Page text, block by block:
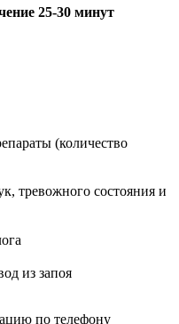
25-30 минут
(количество
тревожного состояния и
из запоя
по телефону